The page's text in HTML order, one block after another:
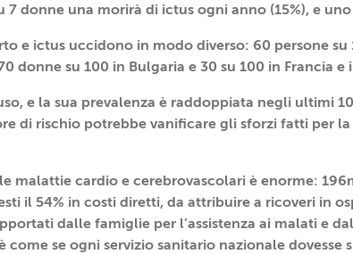
7 donne una morirà di ictus ogni anno (15%), e
e ictus uccidono in modo diverso: 60 persone su
donne su 100 in Bulgaria e 30 su 100 in Francia e
e la sua prevalenza è raddoppiata negli ultimi
di rischio potrebbe vanificare gli sforzi fatti per
malattie cardio e cerebrovascolari è enorme:
il 54% in costi diretti, da attribuire a ricoveri in
dalle famiglie per l’assistenza ai malati e
se ogni servizio sanitario nazionale dovesse